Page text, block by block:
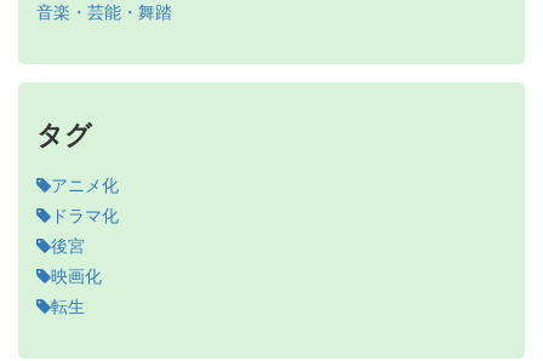
音楽・芸能・舞踏
タグ
アニメ化
ドラマ化
後宮
映画化
転生